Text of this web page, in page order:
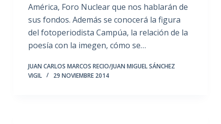
América, Foro Nuclear que nos hablarán de
sus fondos. Además se conocerá la figura
del fotoperiodista Campúa, la relación de la
poesía con la imegen, cómo se…
JUAN CARLOS MARCOS RECIO/JUAN MIGUEL SÁNCHEZ
VIGIL
29 NOVIEMBRE 2014